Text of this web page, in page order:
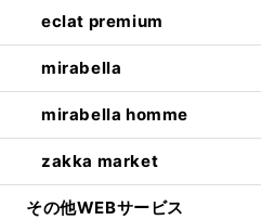
eclat premium
mirabella
mirabella homme
zakka market
その他WEBサービス